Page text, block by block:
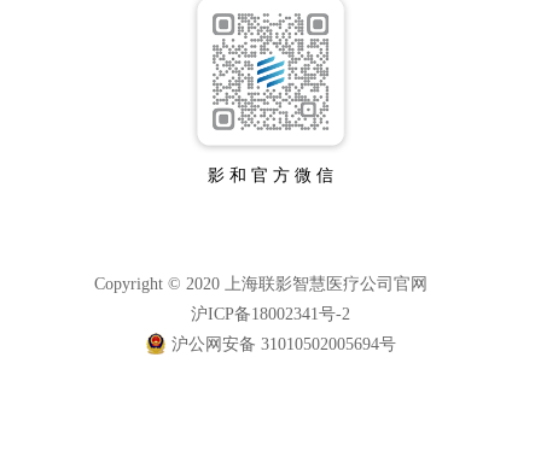
影 和 官 方 微 信
Copyright © 2020 上海联影智慧医疗公司官网
沪ICP备18002341号-2
沪公网安备 31010502005694号